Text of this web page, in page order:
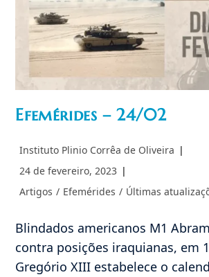
Efemérides – 24/02
Autor
post:
Instituto Plinio Corrêa de Oliveira
Post
24 de fevereiro, 2023
Categoria
Artigos / Efemérides / Últimas
Blindados americanos M1
contra posições iraquianas, em
Gregório XIII estabelece o